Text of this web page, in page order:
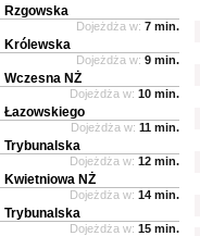
Rzgowska
Dojeżdża w: 7 min.
Królewska
Dojeżdża w: 9 min.
Wczesna NŻ
Dojeżdża w: 10 min.
Łazowskiego
Dojeżdża w: 11 min.
Trybunalska
Dojeżdża w: 12 min.
Kwietniowa NŻ
Dojeżdża w: 14 min.
Trybunalska
Dojeżdża w: 15 min.